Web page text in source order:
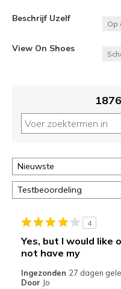
Beschrijf Uzelf
Op
View On Shoes
4
Yes, but I would like
not have my
Ingezonden 27 dagen
Door Jo